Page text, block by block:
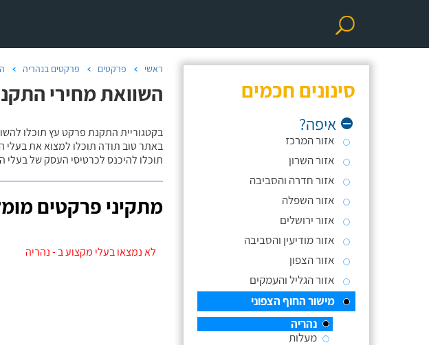
סינונים חכמים
איפה?
אזור המרכז
אזור השרון
אזור חדרה והסביבה
אזור השפלה
אזור ירושלים
אזור מודיעין והסביבה
אזור הצפון
אזור הגליל והעמקים
מישור החוף הצפוני
נהריה
מעלות
ראשי פרקטים פרקטים בנהריה
השוואת מחירי
בקטגוריית התקנת פרקט עץ תוכלו
באתר טוב תודה תוכלו למצוא את בעלי
תוכלו להיכנס לכרטיסי העסק של
מתקיני פרקטים
לא נמצאו בעלי מקצוע ב - נהריה